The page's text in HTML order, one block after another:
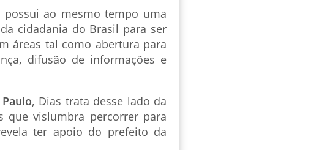
ao mesmo tempo uma
cidadania do Brasil para ser
áreas tal como abertura para
difusão de informações e
, Dias trata desse lado da
que vislumbra percorrer para
ter apoio do prefeito da